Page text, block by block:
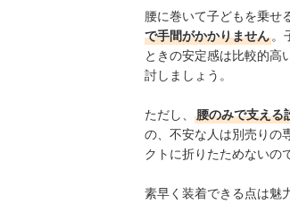
腰に巻いて子どもを乗せ
で手間がかかりません 。
ときの安定感は比較的高
討しましょう。
ただし、 腰のみで支える
の、不安な人は別売りの
クトに折りたためないの
素早く装着できる点は魅